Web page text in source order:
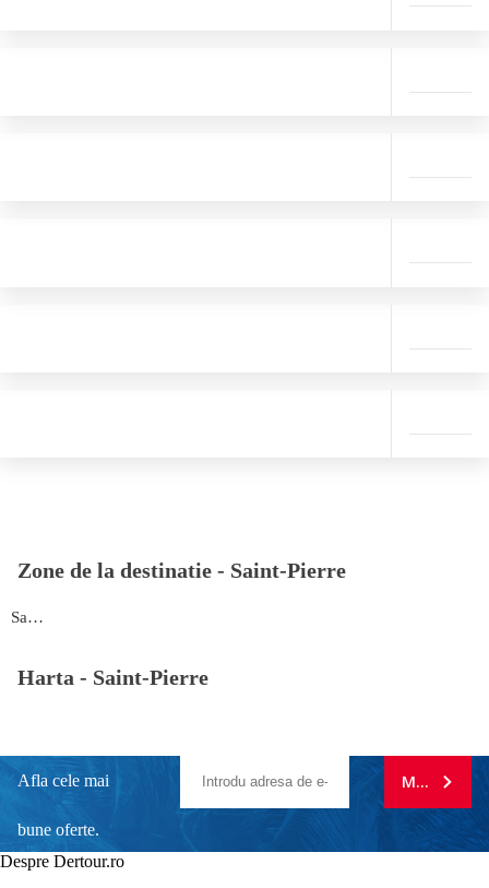
Zone de la destinatie - Saint-Pierre
Saint-Pierre
Harta - Saint-Pierre
Afla cele mai
bune oferte.
MA
Despre Dertour.ro